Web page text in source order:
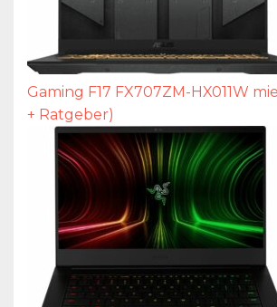
Gaming F17 FX707ZM-HX011W
+ Ratgeber)